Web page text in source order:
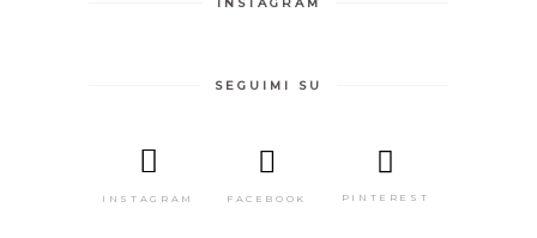
SEGUIMI SU
INSTAGRAM FACEBOOK PINTEREST